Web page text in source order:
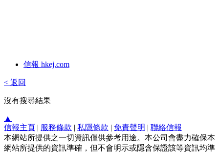
信報 hkej.com
< 返回
沒有搜尋結果
▲
信報主頁 | 服務條款 | 私隱條款 | 免責聲明 | 聯絡信報
本網站所提供之一切資訊僅供參考用途。本公司會盡力確保本
網站所提供的資訊準確，但不會明示或隱含保證該等資訊均準